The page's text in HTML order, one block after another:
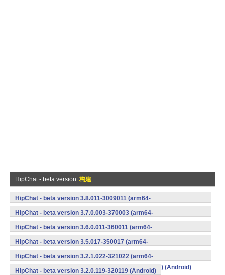
HipChat - beta version 构建
HipChat - beta version 3.8.011-3009011 (arm64-
v8a,armeabi,armeabi-v7a,mips,mips64,x86,x86_64) (Android)
HipChat - beta version 3.7.0.003-370003 (arm64-
v8a,armeabi,armeabi-v7a,mips,mips64,x86,x86_64) (Android)
HipChat - beta version 3.6.0.011-360011 (arm64-
v8a,armeabi,armeabi-v7a,mips,mips64,x86,x86_64) (Android)
HipChat - beta version 3.5.017-350017 (arm64-
v8a,armeabi,armeabi-v7a,mips,mips64,x86,x86_64) (Android)
HipChat - beta version 3.2.1.022-321022 (arm64-
v8a,armeabi,armeabi-v7a,mips,mips64,x86,x86_64) (Android)
HipChat - beta version 3.2.0.119-320119 (Android)